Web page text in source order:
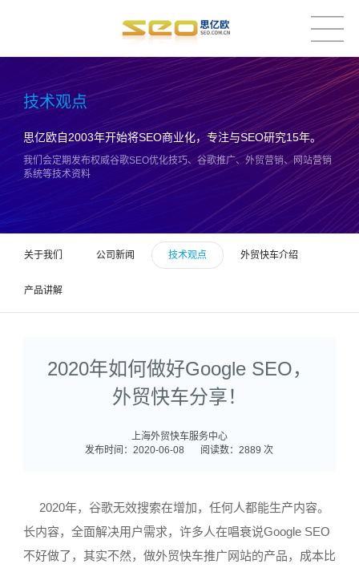
技术观点
思亿欧自2003年开始将SEO商业化，专注与SEO研究15年。
我们会定期发布权威谷歌SEO优化技巧、谷歌推广、外贸营销、网站营销
系统等技术资料
关于我们 公司新闻 技术观点 外贸快车介绍
产品讲解
2020年如何做好Google SEO，
外贸快车分享！
上海外贸快车服务中心
发布时间：2020-06-08
阅读数：2889 次
2020年，谷歌无效搜索在增加，任何人都能生产内容。
长内容，全面解决用户需求，许多人在唱衰说Google SEO
不好做了，其实不然，做外贸快车推广网站的产品，成本比